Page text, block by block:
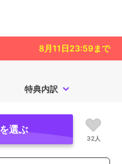
8月11日23:59まで
特典内訳
選ぶ
32人